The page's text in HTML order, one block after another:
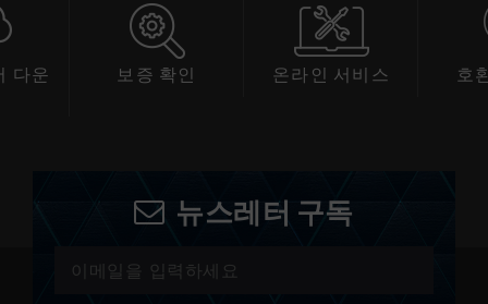
다운
보증 확인 온라인 서비스 호
뉴스레터 구독